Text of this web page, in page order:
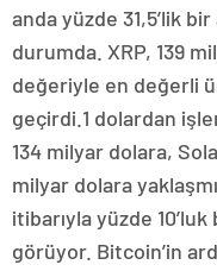
anda yüzde 31,5’lik
durumda. XRP, 139
değeriyle en değerli
geçirdi.1 dolardan
134 milyar dolara,
milyar dolara
itibarıyla yüzde
görüyor. Bitcoin’in